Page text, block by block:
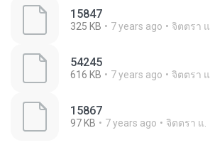
15847
325 KB 7 years ago จิตตรา แ.
54245
616 KB 7 years ago จิตตรา แ.
15867
97 KB 7 years ago จิตตรา แ.